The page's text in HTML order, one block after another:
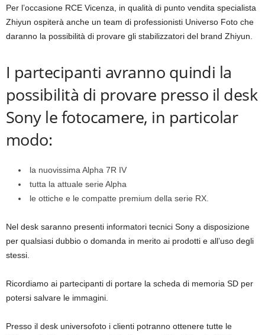
Per l’occasione RCE Vicenza, in qualità di punto vendita specialista
Zhiyun ospiterà anche un team di professionisti Universo Foto che
daranno la possibilità di provare gli stabilizzatori del brand Zhiyun.
I partecipanti avranno quindi la
possibilità di provare presso il desk
Sony le fotocamere, in particolar
modo:
la nuovissima Alpha 7R IV
tutta la attuale serie Alpha
le ottiche e le compatte premium della serie RX.
Nel desk saranno presenti informatori tecnici Sony a disposizione
per qualsiasi dubbio o domanda in merito ai prodotti e all’uso degli
stessi.
Ricordiamo ai partecipanti di portare la scheda di memoria SD per
potersi salvare le immagini.
Presso il desk universofoto i clienti potranno ottenere tutte le